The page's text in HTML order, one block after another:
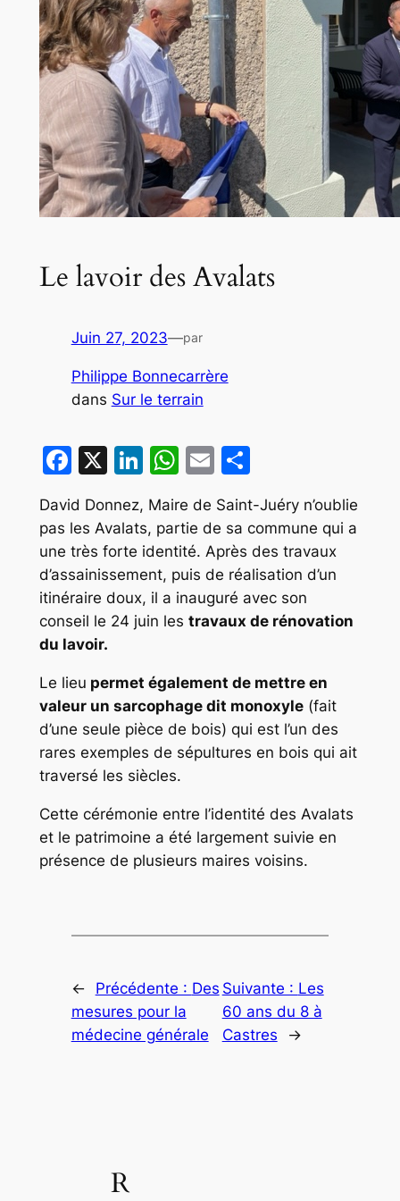
Le lavoir des Avalats
Juin 27, 2023—par
Philippe Bonnecarrère
dans Sur le terrain
Facebook
X LinkedIn
WhatsApp
EmailPartager
David Donnez, Maire de Saint-Juéry n’oublie
pas les Avalats, partie de sa commune qui a
une très forte identité. Après des travaux
d’assainissement, puis de réalisation d’un
itinéraire doux, il a inauguré avec son
conseil le 24 juin les travaux de rénovation
du lavoir.
Le lieu permet également de mettre en
valeur un sarcophage dit monoxyle(fait
d’une seule pièce de bois) qui est l’un des
rares exemples de sépultures en bois qui ait
traversé les siècles.
Cette cérémonie entre l’identité des Avalats
et le patrimoine a été largement suivie en
présence de plusieurs maires voisins.
← Précédente : Des
mesures pour la
médecine générale
Suivante : Les
60 ans du 8 à
Castres
→
R